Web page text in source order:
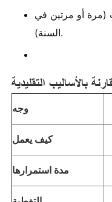
(مرة أو مرتين في
السنة).
بالأساليب التقليدية
وجه
كيف يعمل
مدة استمرارها